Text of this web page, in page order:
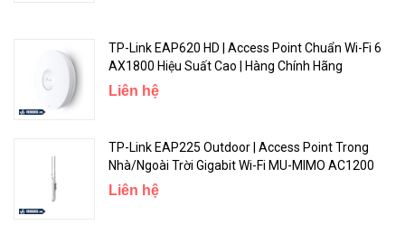
TP-Link EAP620 HD | Access Point Chuẩn Wi-Fi 6
AX1800 Hiệu Suất Cao | Hàng Chính Hãng
Liên hệ
TP-Link EAP225 Outdoor | Access Point Trong
Nhà/Ngoài Trời Gigabit Wi-Fi MU-MIMO AC1200
Liên hệ